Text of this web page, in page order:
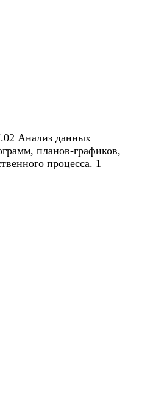
Анализ данных
планов-графиков,
процесса. 1